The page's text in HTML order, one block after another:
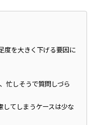
度を大きく下げる要因に
忙しそうで質問しづら
てしまうケースは少な